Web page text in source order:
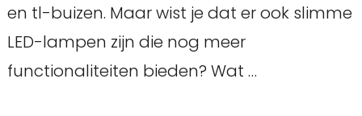
en tl-buizen. Maar wist je dat er ook slimme
LED-lampen zijn die nog meer
functionaliteiten bieden? Wat …